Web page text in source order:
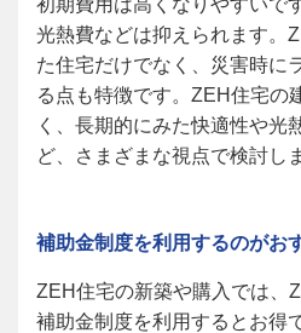
光熱費などは抑えられます。
た住宅だけでなく、災害時に
る点も特徴です。ZEH住宅の
く、長期的にみた快適性や光
ど、さまざまな視点で検討し
補助金制度を利用するのがお
ZEH住宅の新築や購入では、
補助金制度を利用するとお得